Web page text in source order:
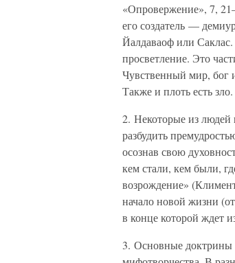
«Опровержение», 7,
его создатель —
Йалдаваоф или
просветление. Это
Чувственный мир, бог
Также и плоть есть зло.
2. Некоторые из людей
разбудить
осознав свою
кем стали, кем были,
возрождение»
начало новой жизни
в конце которой ждет
3. Основные доктрины